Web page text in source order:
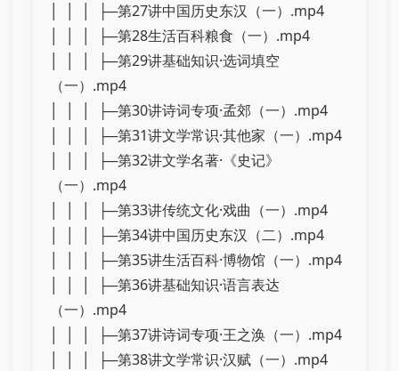
│ │ │ ├─第27讲中国历史东汉（一）.mp4
│ │ │ ├─第28生活百科粮食（一）.mp4
│ │ │ ├─第29讲基础知识·选词填空
（一）.mp4
│ │ │ ├─第30讲诗词专项·孟郊（一）.mp4
│ │ │ ├─第31讲文学常识·其他家（一）.mp4
│ │ │ ├─第32讲文学名著·《史记》
（一）.mp4
│ │ │ ├─第33讲传统文化·戏曲（一）.mp4
│ │ │ ├─第34讲中国历史东汉（二）.mp4
│ │ │ ├─第35讲生活百科·博物馆（一）.mp4
│ │ │ ├─第36讲基础知识·语言表达
（一）.mp4
│ │ │ ├─第37讲诗词专项·王之涣（一）.mp4
│ │ │ ├─第38讲文学常识·汉赋（一）.mp4